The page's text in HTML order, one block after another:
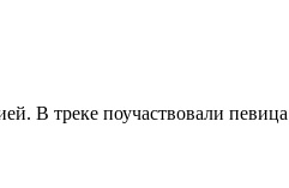
В треке поучаствовали певица